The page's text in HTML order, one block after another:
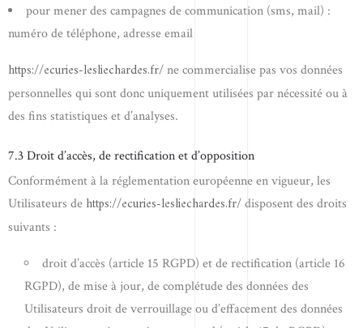
pour mener des campagnes de communication (sms, mail) :
numéro de téléphone, adresse email
https://ecuries-lesliechardes.fr/ne commercialise pas vos données
personnelles qui sont donc uniquement utilisées par nécessité ou à
des fins statistiques et d’analyses.
7.3 Droit d’accès, de rectification et d’opposition
Conformément à la réglementation européenne en vigueur, les
Utilisateurs de https://ecuries-lesliechardes.fr/disposent des droits
suivants :
droit d’accès (article 15 RGPD) et de rectification (article 16
RGPD), de mise à jour, de complétude des données des
Utilisateurs droit de verrouillage ou d’effacement des données